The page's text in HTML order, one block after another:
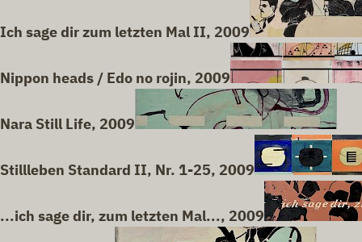
Ich sage dir zum letzten Mal II, 2009
Nippon heads / Edo no rojin, 2009
Nara Still Life, 2009
Stillleben Standard II, Nr. 1-25, 2009
...ich sage dir, zum letzten Mal..., 2009